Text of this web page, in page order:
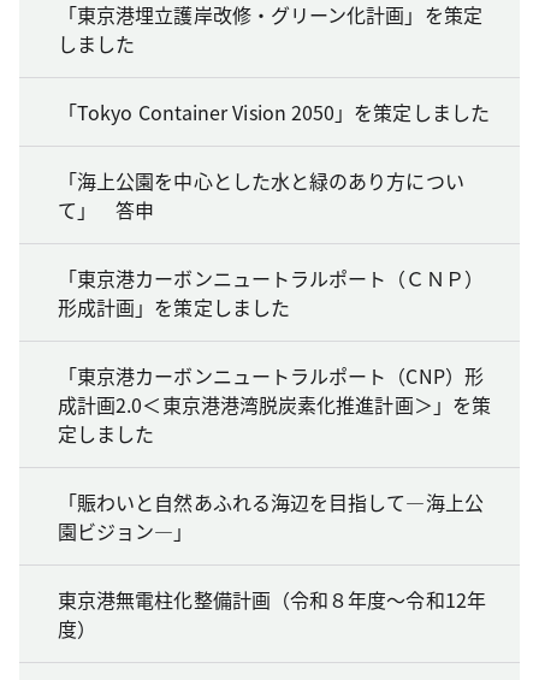
「東京港埋立護岸改修・グリーン化計画」を策定
しました
「Tokyo Container Vision 2050」を策定しました
「海上公園を中心とした水と緑のあり方につい
て」 答申
「東京港カーボンニュートラルポート（ＣＮＰ）
形成計画」を策定しました
「東京港カーボンニュートラルポート（CNP）形
成計画2.0＜東京港港湾脱炭素化推進計画＞」を策
定しました
「賑わいと自然あふれる海辺を目指して―海上公
園ビジョン―」
東京港無電柱化整備計画（令和８年度～令和12年
度）